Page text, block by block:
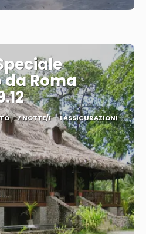
Roma
7 NOTTE/I 1 ASSICURAZIONI